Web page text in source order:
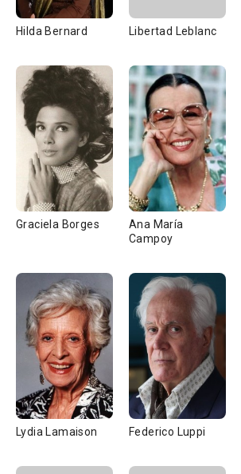
Hilda Bernard Libertad Leblanc
Graciela Borges
Ana María
Campoy
Lydia Lamaison Federico Luppi